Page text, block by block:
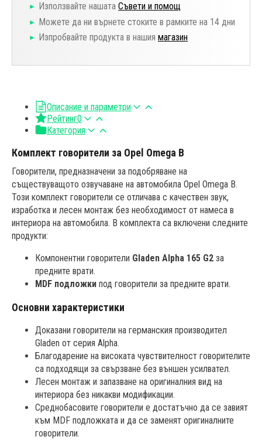
Използвайте нашата Съвети и помощ
Можете да ни върнете стоките в рамките на 14 дни
Изпробвайте продукта в нашия магазин
Описание и параметри
Рейтинг0
Категория
Комплект говорители за Opel Omega B
Говорители, предназначени за подобряване на
съществуващото озвучаване на автомобила Opel Omega B.
Този комплект говорители се отличава с качествен звук,
изработка и лесен монтаж без необходимост от намеса в
интериора на автомобила. В комплекта са включени следните
продукти:
Компонентни говорители Gladen Alpha 165 G2 за
предните врати.
MDF подложки под говорители за предните врати.
Основни характеристики
Доказани говорители на германския производител
Gladen от серия Alpha.
Благодарение на високата чувствителност говорителите
са подходящи за свързване без външен усилвател.
Лесен монтаж и запазване на оригиналния вид на
интериора без никакви модификации.
Среднобасовите говорители е достатъчно да се завият
към MDF подложката и да се заменят оригиналните
говорители.